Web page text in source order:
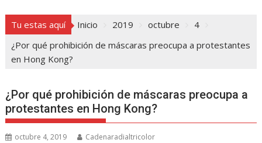
Tu estas aquí Inicio 2019 octubre
4
¿Por qué prohibición de máscaras preocupa a protestantes
en Hong Kong?
¿Por qué prohibición de máscaras preocupa a
protestantes en Hong Kong?
octubre 4, 2019 Cadenaradialtricolor